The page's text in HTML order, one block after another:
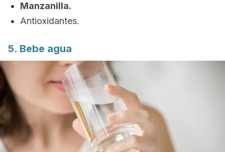
Manzanilla.
Antioxidantes.
5. Bebe agua